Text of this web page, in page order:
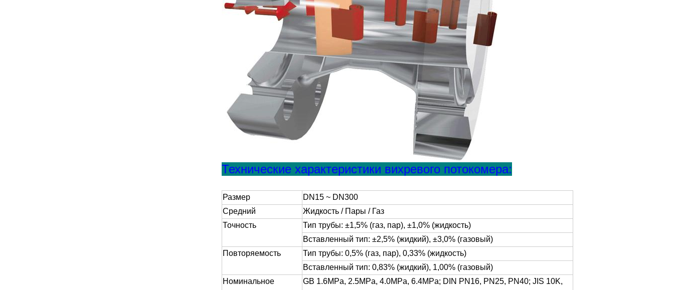
Технические характеристики вихревого потокомера:
Размер
DN15 ~ DN300
Средний
Жидкость / Пары / Газ
Точность
Тип трубы: ±1,5% (газ, пар), ±1,0% (жидкость)
Вставленный тип: ±2,5% (жидкий), ±3,0% (газовый)
Повторяемость
Тип трубы: 0,5% (газ, пар), 0,33% (жидкость)
Вставленный тип: 0,83% (жидкий), 1,00% (газовый)
Номинальное
GB 1.6MPa, 2.5MPa, 4.0MPa, 6.4MPa; DIN PN16, PN25, PN40; JIS 10K,